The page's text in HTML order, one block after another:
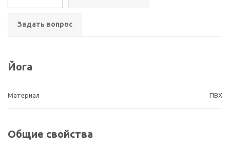
Задать вопрос
Йога
Материал ПВХ
Общие свойства